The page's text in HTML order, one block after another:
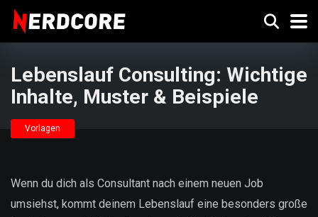
Lebenslauf Consulting: Wichtige
Inhalte, Muster & Beispiele
Vorlagen
Wenn du dich als Consultant nach einem neuen Job
umsiehst, kommt deinem Lebenslauf eine besonders große